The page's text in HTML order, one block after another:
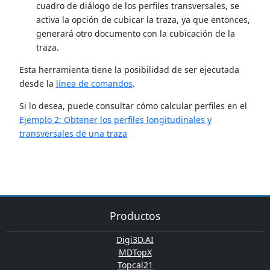
cuadro de diálogo de los perfiles transversales, se
activa la opción de cubicar la traza, ya que entonces,
generará otro documento con la cubicación de la
traza.
Esta herramienta tiene la posibilidad de ser ejecutada
desde la línea de comandos.
Si lo desea, puede consultar cómo calcular perfiles en el
Ejemplo 2: Obtener los perfiles longitudinales y
transversales de una traza
Productos
Digi3D.AI
MDTopX
Topcal21